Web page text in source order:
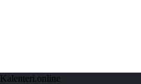
Kalenteri.online